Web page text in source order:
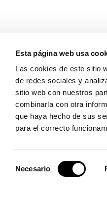
Esta página web usa
Las cookies de este sitio
de redes sociales y
sitio web con nuestros
combinarla con otra
que haya hecho de sus
para el correcto
Necesario
de Emergencias